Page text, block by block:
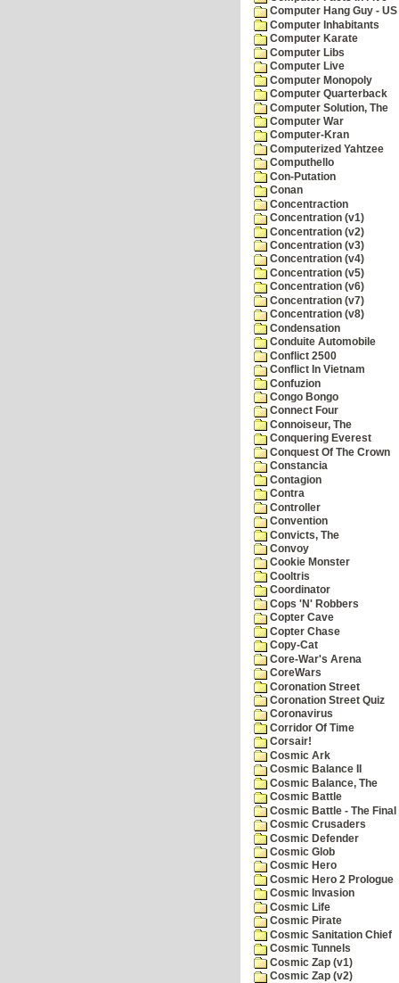
Computer Hang Guy -
Computer Inhabitants
Computer Karate
Computer Libs
Computer Live
Computer Monopoly
Computer Quarterback
Computer Solution, The
Computer War
Computer-Kran
Computerized Yahtzee
Computhello
Con-Putation
Conan
Concentraction
Concentration (v1)
Concentration (v2)
Concentration (v3)
Concentration (v4)
Concentration (v5)
Concentration (v6)
Concentration (v7)
Concentration (v8)
Condensation
Conduite Automobile
Conflict 2500
Conflict In Vietnam
Confuzion
Congo Bongo
Connect Four
Connoiseur, The
Conquering Everest
Conquest Of The Crown
Constancia
Contagion
Contra
Controller
Convention
Convicts, The
Convoy
Cookie Monster
Cooltris
Coordinator
Cops 'N' Robbers
Copter Cave
Copter Chase
Copy-Cat
Core-War's Arena
CoreWars
Coronation Street
Coronation Street Quiz
Coronavirus
Corridor Of Time
Corsair!
Cosmic Ark
Cosmic Balance II
Cosmic Balance, The
Cosmic Battle
Cosmic Battle - The
Cosmic Crusaders
Cosmic Defender
Cosmic Glob
Cosmic Hero
Cosmic Hero 2 Prologue
Cosmic Invasion
Cosmic Life
Cosmic Pirate
Cosmic Sanitation Chief
Cosmic Tunnels
Cosmic Zap (v1)
Cosmic Zap (v2)